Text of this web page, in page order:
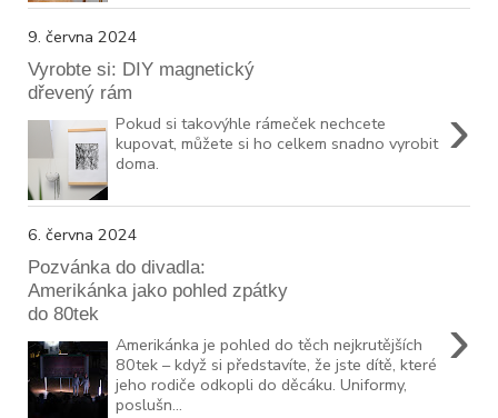
9. června 2024
Vyrobte si: DIY magnetický
dřevený rám
›
Pokud si takovýhle rámeček nechcete
kupovat, můžete si ho celkem snadno vyrobit
doma.
6. června 2024
Pozvánka do divadla:
Amerikánka jako pohled zpátky
do 80tek
›
Amerikánka je pohled do těch nejkrutějších
80tek – když si představíte, že jste dítě, které
jeho rodiče odkopli do děcáku. Uniformy,
poslušn...